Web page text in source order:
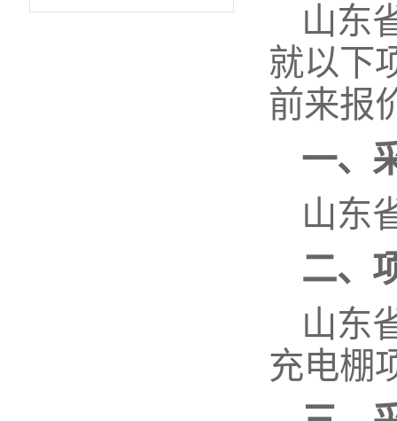
山东
就以下
前来报
一、
山东
二、
山东
充电棚